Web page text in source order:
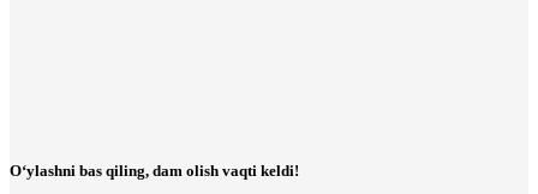
O‘ylashni bas qiling, dam olish vaqti keldi!